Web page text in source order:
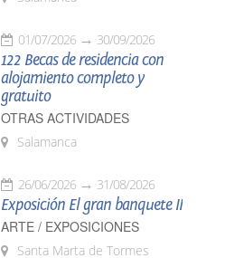
01/07/2026 30/09/2026
122 Becas de residencia con
alojamiento completo y
gratuito
OTRAS ACTIVIDADES
Salamanca
26/06/2026 31/08/2026
Exposición El gran banquete II
ARTE / EXPOSICIONES
Santa Marta de Tormes